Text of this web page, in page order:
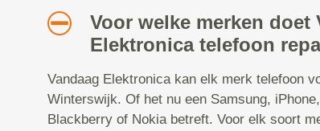
Voor welke merken doet
Elektronica telefoon
Vandaag Elektronica kan elk merk telefoon
Winterswijk. Of het nu een Samsung,
Blackberry of Nokia betreft. Voor elk soort